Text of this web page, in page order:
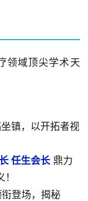
领域顶尖学术天
镇，以开拓者视
任生会长 鼎力
登场，揭秘